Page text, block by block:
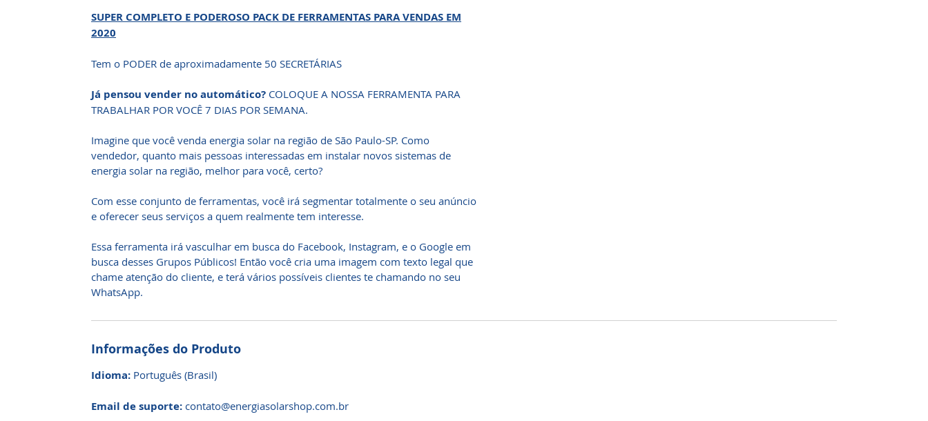
SUPER COMPLETO E PODEROSO PACK DE FERRAMENTAS PARA VENDAS EM
2020
Tem o PODER de aproximadamente 50 SECRETÁRIAS
Já pensou vender no automático? COLOQUE A NOSSA FERRAMENTA PARA
TRABALHAR POR VOCÊ 7 DIAS POR SEMANA.
Imagine que você venda energia solar na região de São Paulo-SP. Como
vendedor, quanto mais pessoas interessadas em instalar novos sistemas de
energia solar na região, melhor para você, certo?
Com esse conjunto de ferramentas, você irá segmentar totalmente o seu anúncio
e oferecer seus serviços a quem realmente tem interesse.
Essa ferramenta irá vasculhar em busca do Facebook, Instagram, e o Google em
busca desses Grupos Públicos! Então você cria uma imagem com texto legal que
chame atenção do cliente, e terá vários possíveis clientes te chamando no seu
WhatsApp.
Informações do Produto
Idioma: Português (Brasil)
Email de suporte: contato@energiasolarshop.com.br